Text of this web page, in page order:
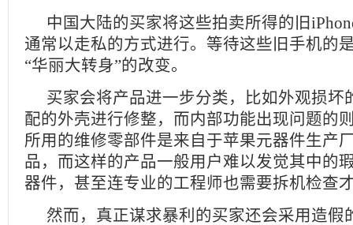
中国大陆的买家将这些拍卖所得的旧
通常以走私的方式进行。等待这些旧手机的
“华丽大转身”的改变。
买家会将产品进一步分类，比如外观损坏
配的外壳进行修整，而内部功能出现问题的
所用的维修零部件是来自于苹果元器件生产
品，而这样的产品一般用户难以发觉其中的
器件，甚至连专业的工程师也需要拆机检查
然而，真正谋求暴利的买家还会采用造假